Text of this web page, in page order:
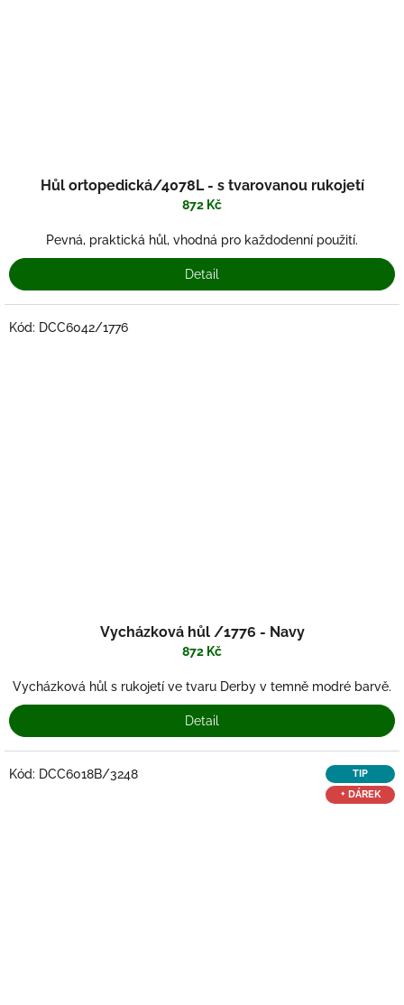
Hůl ortopedická/4078L - s tvarovanou rukojetí
872 Kč
Pevná, praktická hůl, vhodná pro každodenní použití.
Detail
Vycházková hůl /1776 - Navy
872 Kč
Vycházková hůl s rukojetí ve tvaru Derby v temně modré barvě.
Detail
Kód: DCC6042/1776
TIP
+ DÁREK
Kód: DCC6018B/3248